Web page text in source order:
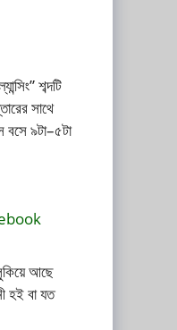
শব্দটি
সাথে
বসে ৯টা–৫টা
আছে
হই বা যত